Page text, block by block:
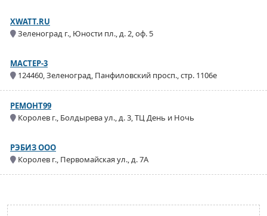
XWATT.RU
Зеленоград г., Юности пл., д. 2, оф. 5
МАСТЕР-3
124460, Зеленоград, Панфиловский просп., стр. 1106е
РЕМОНТ99
Королев г., Болдырева ул., д. 3, ТЦ День и Ночь
РЭБИЗ ООО
Королев г., Первомайская ул., д. 7А